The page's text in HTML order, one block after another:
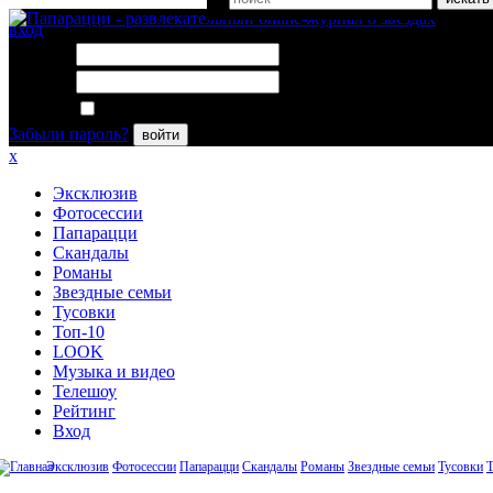
вход
Забыли пароль?
войти
x
Эксклюзив
Фотосессии
Папарацци
Скандалы
Романы
Звездные семьи
Тусовки
Топ-10
LOOK
Музыка и видео
Телешоу
Рейтинг
Вход
Эксклюзив Фотосессии Папарацци Скандалы Романы Звездные семьи Тусовки